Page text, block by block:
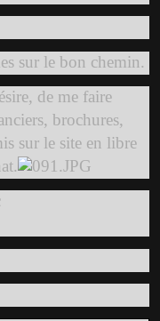
sur le bon chemin.
de me faire
brochures,
sur le site en libre